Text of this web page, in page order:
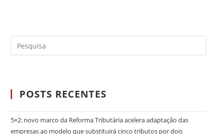
POSTS RECENTES
5×2: novo marco da Reforma Tributária acelera adaptação das
empresas ao modelo que substituirá cinco tributos por dois